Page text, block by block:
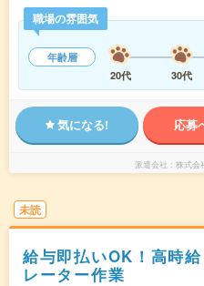
職場の雰囲気
年齢層
20代
30代
気になる! 応募
派遣会社 株式会
未読
給与即払いOK！高時
レーター作業